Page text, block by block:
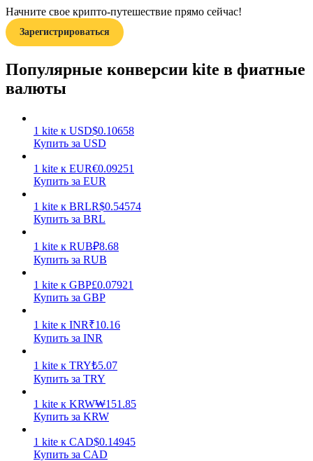
Торговые стратегии
Заработок
Силовая свинья
Получайте конкурентные награды ежедневно
Начните свое крипто-путешествие прямо сейчас!
Зарегистрироваться
Популярные конверсии kite в фиатные
валюты
1 kite к USD$0.10658
Купить за USD
1 kite к EUR€0.09251
Купить за EUR
1 kite к BRLR$0.54574
Купить за BRL
1 kite к RUB₽8.68
Купить за RUB
1 kite к GBP£0.07921
Купить за GBP
1 kite к INR₹10.16
Купить за INR
1 kite к TRY₺5.07
Купить за TRY
1 kite к KRW₩151.85
Купить за KRW
1 kite к CAD$0.14945
Купить за CAD